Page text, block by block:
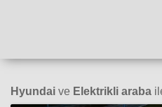
Hyundai ve Elektrikli araba